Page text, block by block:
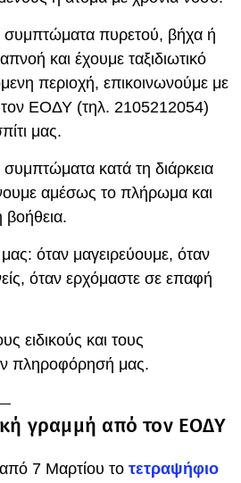
συμπτώματα πυρετού, βήχα ή
και έχουμε ταξιδιωτικό
περιοχή, επικοινωνούμε με
τον ΕΟΔΥ (τηλ. 2105212054)
μας.
κατά τη διάρκεια
αμέσως το πλήρωμα και
βοήθεια.
όταν μαγειρεύουμε, όταν
όταν ερχόμαστε σε επαφή
ειδικούς και τους
πληροφόρησή μας.
γραμμή από τον ΕΟΔΥ
από 7 Μαρτίου το τετραψήφιο